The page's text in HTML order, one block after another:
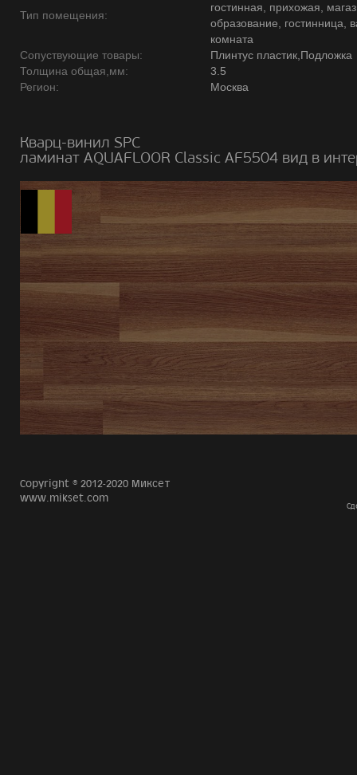
Тип помещения:
гостинная, прихожая,
образование, гостинница,
комната
Сопуствующие товары:
Плинтус пластик,Подложка
Толщина общая,мм:
3.5
Регион:
Москва
Кварц-винил SPC
ламинат AQUAFLOOR Classic AF5504 вид в
Copyright © 2012-2020 Миксет
www.mikset.com